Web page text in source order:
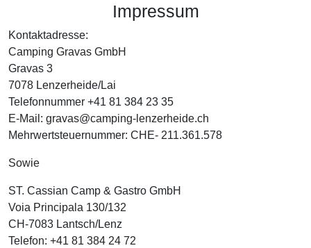
Impressum
Kontaktadresse:
Camping Gravas GmbH
Gravas 3
7078 Lenzerheide/Lai
Telefonnummer +41 81 384 23 35
E-Mail: gravas@camping-lenzerheide.ch
Mehrwertsteuernummer: CHE- 211.361.578
Sowie
ST. Cassian Camp & Gastro GmbH
Voia Principala 130/132
CH-7083 Lantsch/Lenz
Telefon: +41 81 384 24 72